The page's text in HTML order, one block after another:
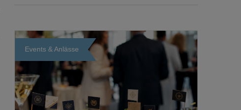
Events & Anlässe
Loading...